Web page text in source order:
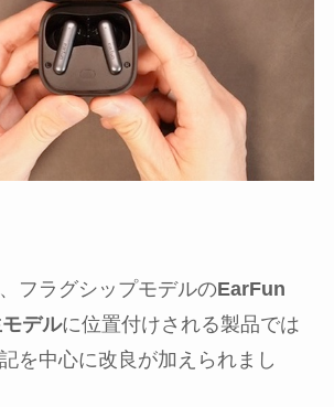
フラグシップモデルのEarFun
デルに位置付けされる製品では
を中心に改良が加えられまし